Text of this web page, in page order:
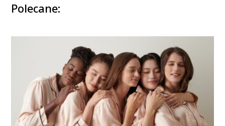
Polecane: